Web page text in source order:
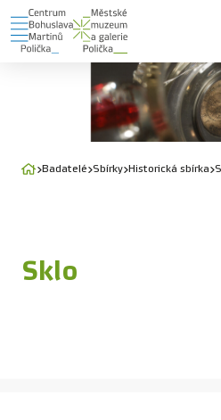
Badatelé Sbírky Historická sbírka
Sklo